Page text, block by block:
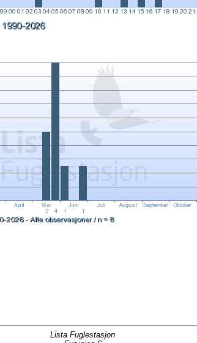
Lista Fuglestasjon